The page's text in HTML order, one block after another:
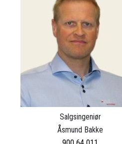
Salgsingeniør
Åsmund Bakke